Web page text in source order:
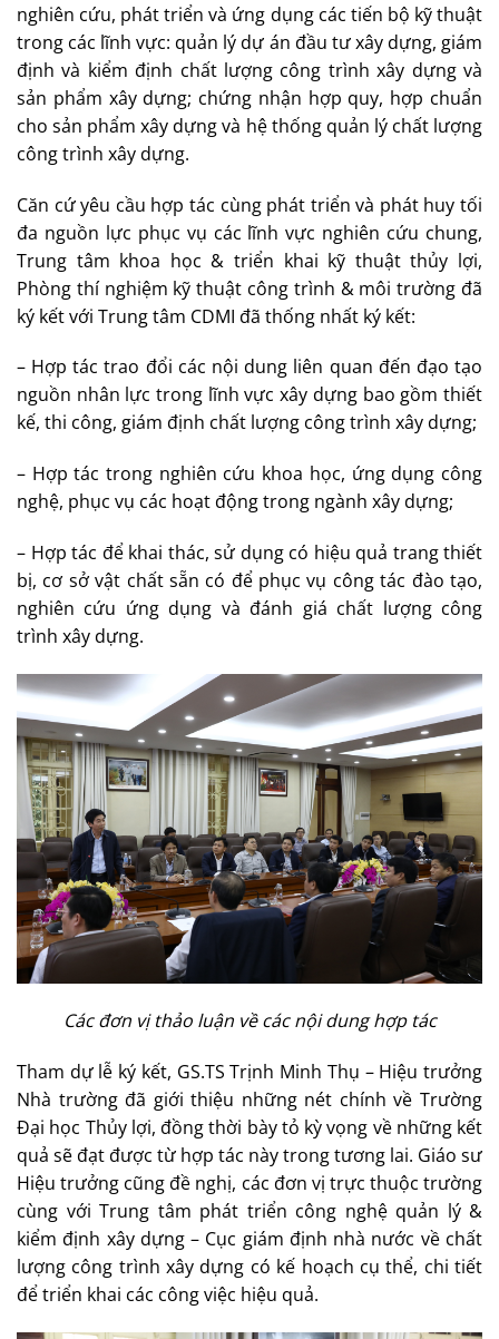
nghiên cứu, phát triển và ứng dụng các tiến bộ kỹ thuật
trong các lĩnh vực: quản lý dự án đầu tư xây dựng, giám
định và kiểm định chất lượng công trình xây dựng và
sản phẩm xây dựng; chứng nhận hợp quy, hợp chuẩn
cho sản phẩm xây dựng và hệ thống quản lý chất lượng
công trình xây dựng.
Căn cứ yêu cầu hợp tác cùng phát triển và phát huy tối
đa nguồn lực phục vụ các lĩnh vực nghiên cứu chung,
Trung tâm khoa học & triển khai kỹ thuật thủy lợi,
Phòng thí nghiệm kỹ thuật công trình & môi trường đã
ký kết với Trung tâm CDMI đã thống nhất ký kết:
– Hợp tác trao đổi các nội dung liên quan đến đạo tạo
nguồn nhân lực trong lĩnh vực xây dựng bao gồm thiết
kế, thi công, giám định chất lượng công trình xây dựng;
– Hợp tác trong nghiên cứu khoa học, ứng dụng công
nghệ, phục vụ các hoạt động trong ngành xây dựng;
– Hợp tác để khai thác, sử dụng có hiệu quả trang thiết
bị, cơ sở vật chất sẵn có để phục vụ công tác đào tạo,
nghiên cứu ứng dụng và đánh giá chất lượng công
trình xây dựng.
Các đơn vị thảo luận về các nội dung hợp tác
Tham dự lễ ký kết, GS.TS Trịnh Minh Thụ – Hiệu trưởng
Nhà trường đã giới thiệu những nét chính về Trường
Đại học Thủy lợi, đồng thời bày tỏ kỳ vọng về những kết
quả sẽ đạt được từ hợp tác này trong tương lai. Giáo sư
Hiệu trưởng cũng đề nghị, các đơn vị trực thuộc trường
cùng với Trung tâm phát triển công nghệ quản lý &
kiểm định xây dựng – Cục giám định nhà nước về chất
lượng công trình xây dựng có kế hoạch cụ thể, chi tiết
để triển khai các công việc hiệu quả.